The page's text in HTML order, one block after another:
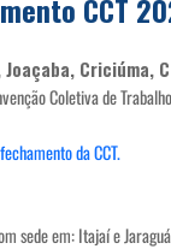
CCT
Criciúma,
Coletiva de
da CCT.
sede em: Itajaí e